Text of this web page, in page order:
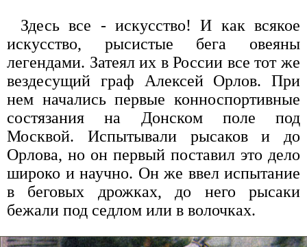
Здесь все - искусство! И как всякое
искусство, рысистые бега овеяны
легендами. Затеял их в России все тот же
вездесущий граф Алексей Орлов. При
нем начались первые конноспортивные
состязания на Донском поле под
Москвой. Испытывали рысаков и до
Орлова, но он первый поставил это дело
широко и научно. Он же ввел испытание
в беговых дрожках, до него рысаки
бежали под седлом или в волочках.